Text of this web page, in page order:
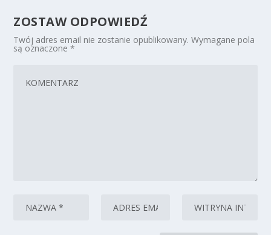
ZOSTAW ODPOWIEDŹ
Twój adres email nie zostanie opublikowany. Wymagane pola
są oznaczone*